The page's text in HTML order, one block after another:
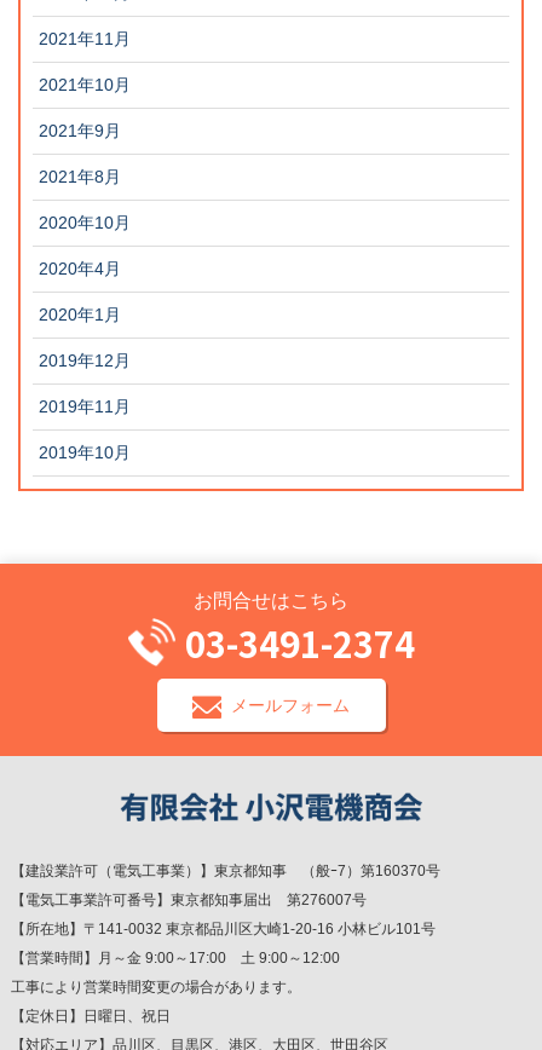
2021年11月
2021年10月
2021年9月
2021年8月
2020年10月
2020年4月
2020年1月
2019年12月
2019年11月
2019年10月
お問合せはこちら
03-3491-2374
メールフォーム
【建設業許可（電気工事業）】東京都知事 （般ｰ7）第160370号
【電気工事業許可番号】東京都知事届出 第276007号
【所在地】〒141-0032 東京都品川区大崎1-20-16 小林ビル101号
【営業時間】月～金 9:00～17:00 土 9:00～12:00
工事により営業時間変更の場合があります。
【定休日】日曜日、祝日
【対応エリア】品川区、目黒区、港区、大田区、世田谷区